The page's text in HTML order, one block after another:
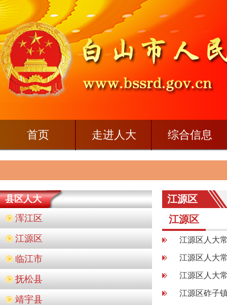
首页 走进人大 综合信息
县区人大
浑江区
江源区
临江市
抚松县
靖宇县
江源区
江源区
江源区人大
江源区人大
江源区人大
江源区砟子